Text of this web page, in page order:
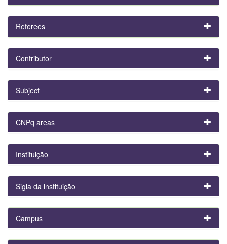
Referees
Contributor
Subject
CNPq areas
Instituição
Sigla da instituição
Campus